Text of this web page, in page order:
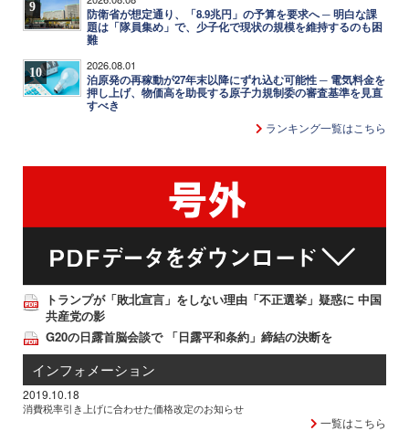
9
防衛省が想定通り、「8.9兆円」の予算を要求へ ─ 明白な課
題は「隊員集め」で、少子化で現状の規模を維持するのも困
難
10 2026.08.01
泊原発の再稼動が27年末以降にずれ込む可能性 ─ 電気料金を
押し上げ、物価高を助長する原子力規制委の審査基準を見直
すべき
ランキング一覧はこちら
トランプが「敗北宣言」をしない理由「不正選挙」疑惑に 中国
共産党の影
G20の日露首脳会談で 「日露平和条約」締結の決断を
インフォメーション
2019.10.18
消費税率引き上げに合わせた価格改定のお知らせ
一覧はこちら